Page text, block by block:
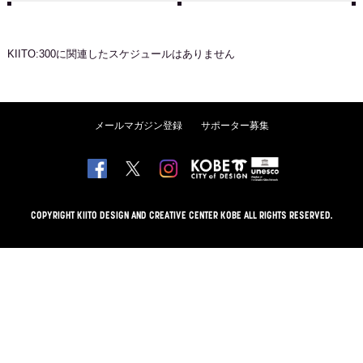
KIITO:300に関連したスケジュールはありません
メールマガジン登録 サポーター募集
COPYRIGHT KIITO DESIGN AND CREATIVE CENTER KOBE ALL RIGHTS RESERVED.